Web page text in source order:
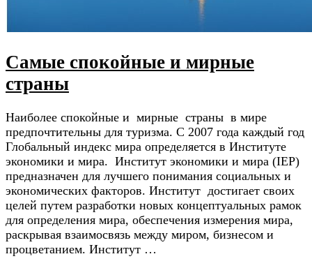
Самые спокойные и мирные
страны
Наиболее спокойные и мирные страны в мире
предпочтительны для туризма. С 2007 года каждый год
Глобальный индекс мира определяется в Институте
экономики и мира. Институт экономики и мира (IEP)
предназначен для лучшего понимания социальных и
экономических факторов. Институт достигает своих
целей путем разработки новых концептуальных рамок
для определения мира, обеспечения измерения мира,
раскрывая взаимосвязь между миром, бизнесом и
процветанием. Институт …